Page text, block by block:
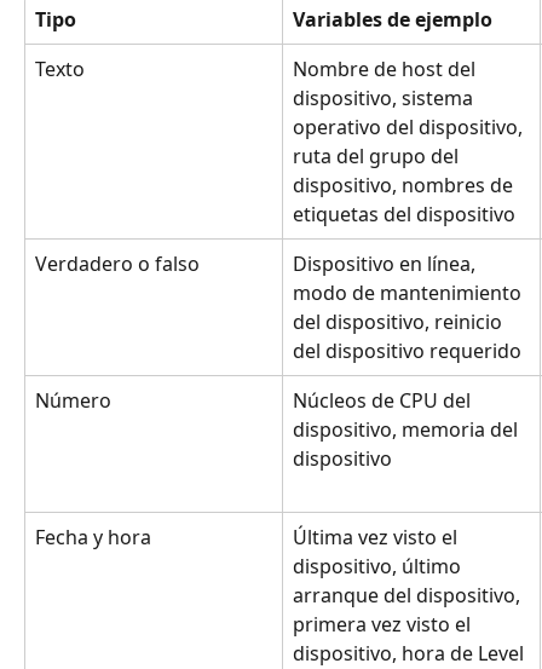
Tipo
Variables de ejemplo
Texto
Nombre de host del
dispositivo, sistema
operativo del dispositivo,
ruta del grupo del
dispositivo, nombres de
etiquetas del dispositivo
Verdadero o falso
Dispositivo en línea,
modo de mantenimiento
del dispositivo, reinicio
del dispositivo requerido
Número
Núcleos de CPU del
dispositivo, memoria del
dispositivo
Fecha y hora
Última vez visto el
dispositivo, último
arranque del dispositivo,
primera vez visto el
dispositivo, hora de Level